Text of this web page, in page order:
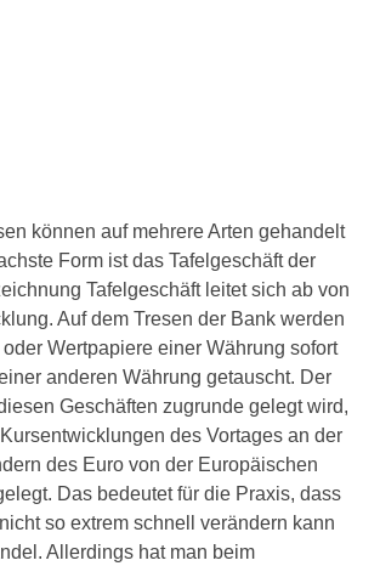
können auf mehrere Arten gehandelt
Form ist das Tafelgeschäft der
Tafelgeschäft leitet sich ab von
Auf dem Tresen der Bank werden
Wertpapiere einer Währung sofort
anderen Währung getauscht. Der
Geschäften zugrunde gelegt wird,
des Vortages an der
des Euro von der Europäischen
Das bedeutet für die Praxis, dass
so extrem schnell verändern kann
Allerdings hat man beim